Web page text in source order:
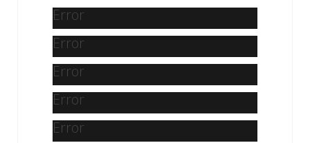
Error
Error
Error
Error
Error